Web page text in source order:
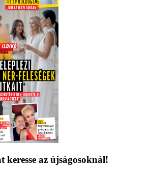
keresse az újságosoknál!